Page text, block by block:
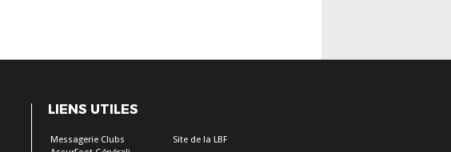
LIENS UTILES
Messagerie Clubs
Site de la LBF